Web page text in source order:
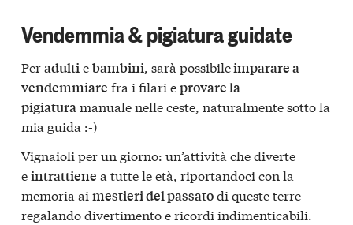
Vendemmia & pigiatura guidate
Peradultiebambini, sarà possibileimparare a
vendemmiare fra i filari eprovare la
pigiaturamanuale nelle ceste, naturalmente sotto la
mia guida :-)
Vignaioli per un giorno: un’attività che diverte
eintrattiene a tutte le età, riportandoci con la
memoria ai mestieri del passatodi queste terre
regalando divertimento e ricordi indimenticabili.